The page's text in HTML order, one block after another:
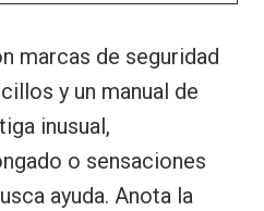
marcas de seguridad
y un manual de
inusual,
o sensaciones
ayuda. Anota la